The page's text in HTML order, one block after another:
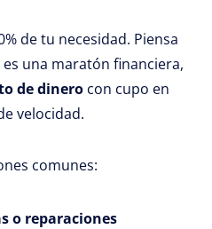
de tu necesidad. Piensa
una maratón financiera,
de dinero con cupo en
velocidad.
comunes:
o reparaciones